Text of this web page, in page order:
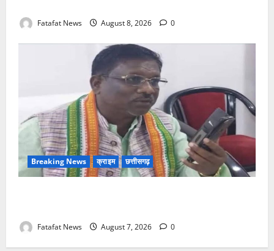
Fatafat News August 8, 2026 0
Breaking News क्राइम छत्तीसगढ़
Fatafat News August 7, 2026 0